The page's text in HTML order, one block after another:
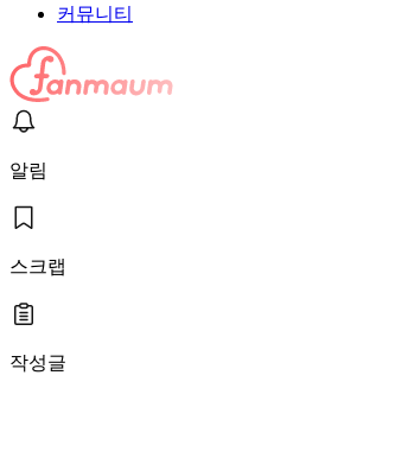
커뮤니티
알림
스크랩
작성글